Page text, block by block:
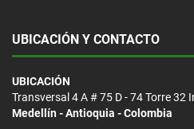
UBICACIÓN Y CONTACTO
UBICACIÓN
Transversal 4 A # 75 D - 74 Torre
Medellín - Antioquia - Colombia